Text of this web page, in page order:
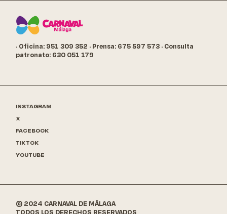
· Oficina: 951 309 352 · Prensa: 675 597 573 · Consulta
patronato: 630 051 179
INSTAGRAM
X
FACEBOOK
TIKTOK
YOUTUBE
© 2024 CARNAVAL DE MÁLAGA